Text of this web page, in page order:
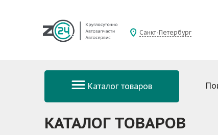
Санкт-Петербург
Каталог товаров
КАТАЛОГ ТОВАРОВ